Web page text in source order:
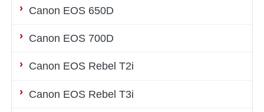
Canon EOS 650D
Canon EOS 700D
Canon EOS Rebel T2i
Canon EOS Rebel T3i